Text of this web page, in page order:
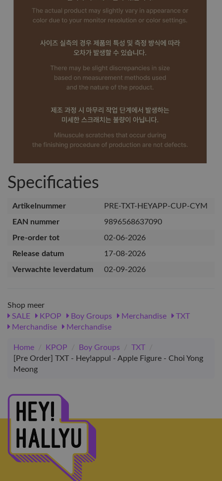
Specificaties
Artikelnummer
PRE-TXT-HEYAPP-CUP-CYM
EAN nummer
9896568637090
Pre-order tot
02-06-2026
Release datum
17-08-2026
Verwachte leverdatum
02-09-2026
Shop meer
SALE
KPOP Boy Groups Merchandise
TXT
Merchandise
Merchandise
Home / KPOP / Boy Groups / TXT
/
[Pre Order] TXT - Hey!appul - Apple Figure - Choi Yong
Meong